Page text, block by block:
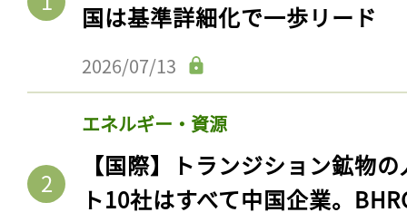
国は基準詳細化で一歩リード
2026/07/13
エネルギー・資源
【国際】トランジション鉱物
ト10社はすべて中国企業。